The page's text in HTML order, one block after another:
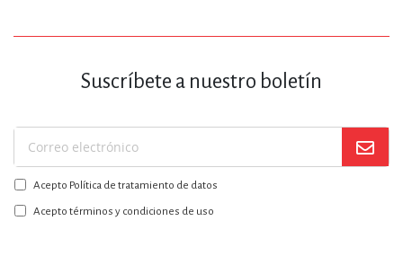
Suscríbete a nuestro boletín
Suscríbase
a
nuestro
boletín:
Acepto Política de tratamiento de datos
Acepto términos y condiciones de uso